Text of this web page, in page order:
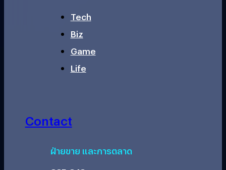
Tech
Biz
Game
Life
Contact
ฝ่ายขาย และการตลาด